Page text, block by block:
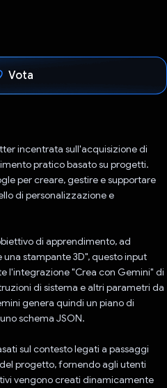
Vota
incentrata sull'acquisizione di
pratico basato su progetti.
per creare, gestire e supportare
di personalizzazione e
di apprendimento, ad
stampante 3D", questo input
l'integrazione "Crea con Gemini" di
di sistema e altri parametri da
genera quindi un piano di
schema JSON.
sul contesto legati a passaggi
progetto, fornendo agli utenti
vengono creati dinamicamente